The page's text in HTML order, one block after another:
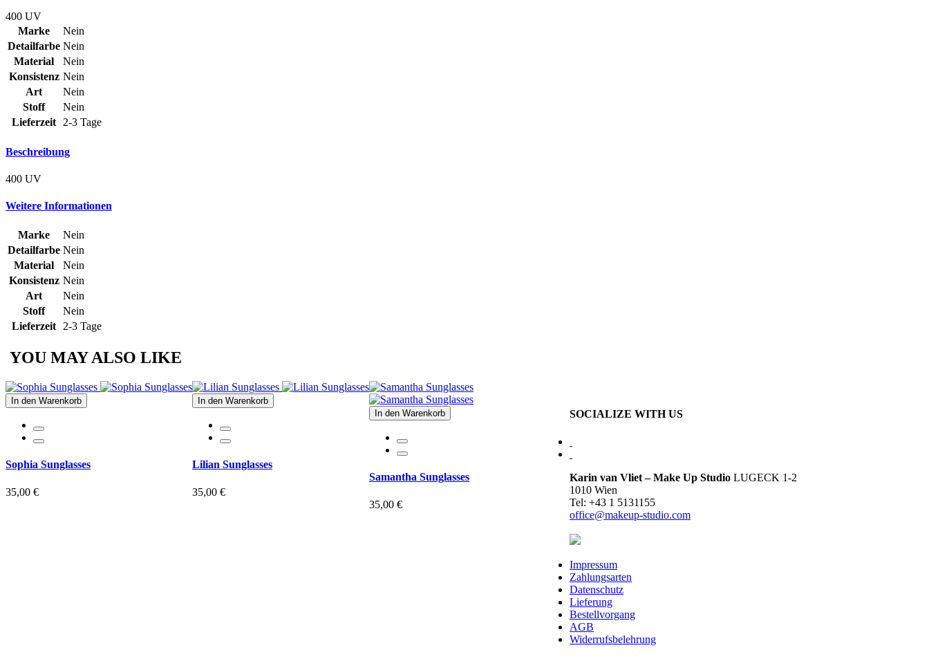
400 UV
Marke
Nein
Detailfarbe Nein
Material
Nein
Konsistenz Nein
Art
Nein
Stoff
Nein
Lieferzeit
2-3 Tage
Beschreibung
400 UV
Weitere Informationen
Marke
Nein
Detailfarbe Nein
Material
Nein
Konsistenz Nein
Art
Nein
Stoff
Nein
Lieferzeit
2-3 Tage
YOU MAY ALSO LIKE
In den Warenkorb
Sophia Sunglasses
35,00 €
In den Warenkorb
Lilian Sunglasses
35,00 €
In den Warenkorb
Samantha Sunglasses
35,00 €
SOCIALIZE WITH US
Karin van Vliet – Make Up Studio LUGECK 1-2
1010 Wien
Tel: +43 1 5131155
office@makeup-studio.com
Impressum
Zahlungsarten
Datenschutz
Lieferung
Bestellvorgang
AGB
Widerrufsbelehrung